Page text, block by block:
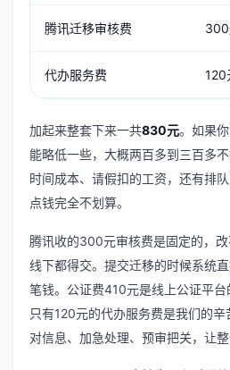
腾讯迁移审核费
代办服务费 120
加起来整套下来一共830元。如果
能略低一些，大概两百多到三百多
时间成本、请假扣的工资，还有排
点钱完全不划算。
腾讯收的300元审核费是固定的，
线下都得交。提交迁移的时候系统
笔钱。公证费410元是线上公证平台
只有120元的代办服务费是我们的
对信息、加急处理、预审把关，让整